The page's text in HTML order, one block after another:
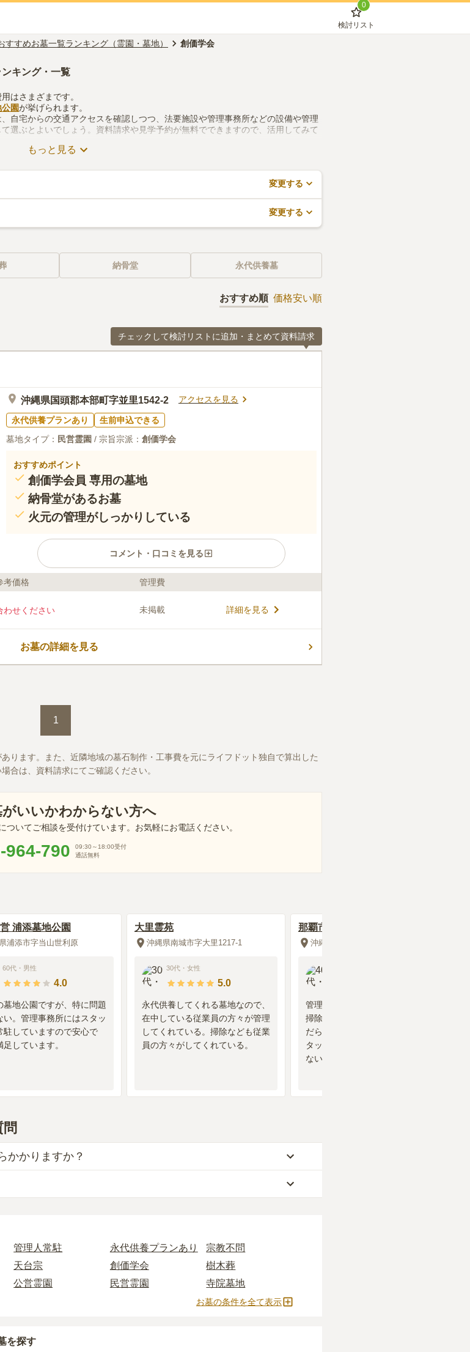
0
検討リスト
すすめお墓一覧ランキング（霊園・墓地） 創価学会
ンキング・一覧
はさまざまです。
園が挙げられます。
自宅からの交通アクセスを確認しつつ、法要施設や管理事務所などの設備や管理
選ぶとよいでしょう。資料請求や見学予約が無料でできますので、活用してみて
もっと見る
変更する
変更する
納骨堂 永代供養墓
おすすめ順 価格安い順
チェックして検討リストに追加・まとめて資料請求
沖縄県国頭郡本部町字並里1542-2 アクセスを見る
永代供養プランあり
生前申込できる
墓地タイプ： 民営霊園 / 宗旨宗派： 創価学会
おすすめポイント
創価学会員 専用の墓地
納骨堂があるお墓
火元の管理がしっかりしている
コメント・口コミを見る
ライフドット編集部のコメント
しい気持ちでお参りすることができるお墓です。芝生墓地なので、
火災予防がしっかりと行われており、線香・ろうそくの使用を禁止
しているなど徹底した管理がされており、安心安全です。納骨堂が
設置されており、予約をすれば納骨を申し込むことができ、骨壺の
まま収蔵してもらえます。
べる事が可能です。又通常1日2回11:00と13:00、繁忙期は1日3回11:00、
12:00、13:00の法要(焼香含む)が行われるので礼拝堂がありますので、墓所
でのロウソクや線香も献花も不要で墓石周辺が常に綺麗です。又墓石回らな
い清掃整備がしっかりされているので、気持ちよく参拝が出来ますし、沖縄
ので帰りは無料のイルカショー見たり、名護の有名な沖縄そば屋さんや許田
の道の駅に寄って北部の特産品が買えるので墓参ドライブを楽しんでいま
す。
考価格 管理費
わせください 未掲載 詳細を見る
お墓の詳細を見る
1
ります。また、近隣地域の墓石制作・工事費を元にライフドット独自で算出した
合は、資料請求にてご確認ください。
がいいかわからない方へ
ついてご相談を受付けています。お気軽にお電話ください。
964-790 09:30～18:00受付
通話無料
浦添墓地公園
浦添市字当山世利原
60代 ・ 男性
4.0
墓地公園ですが、特に問題
い。管理事務所にはスタッ
駐していますので安心で
足しています。
大里霊苑
沖縄県南城市字大里1217-1
30代 ・ 女性
5.0
永代供養してくれる墓地なので、
在中している従業員の方々が管理
してくれている。掃除なども従業
員の方々がしてくれている。
那覇市営 識名霊園
沖縄県那覇市識名2丁目
管理事務所があるのか判らない。
掃除は各自で行っている為、雑草
だらけのお墓もまばらにあり、ス
タッフが手入れしているとは思え
ない。
かかりますか？
296万円、樹木葬が約61万円、納骨堂が約9万円、永代供養墓が約
。
墓石代がかからず、永代使用料のみかかります。
のご遺骨と一緒に埋葬する
で管理の手間がかからないため、費用が安く設定されていま
度です。
で並び替えてお墓を探すのがおすすめです。
管理人常駐 永代供養プランあり
宗教不問
天台宗 創価学会
樹木葬
公営霊園 民営霊園
寺院墓地
お墓の条件を全て表示
を探す